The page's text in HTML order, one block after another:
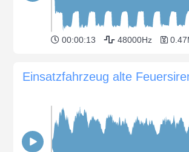
00:00:13 48000Hz